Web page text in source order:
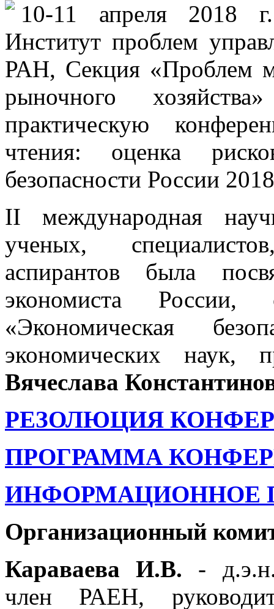
10-11 апреля 2018
Институт проблем
РАН, Секция «Проблем
рыночного
практическую
чтения: оценка
безопасности России
II международная
ученых,
аспирантов была
экономиста России,
«Экономическая
экономических наук,
Вячеслава
РЕЗОЛЮЦИЯ
ПРОГРАММА
ИНФОРМАЦИОННОЕ
Организационный
Караваева И.В. -
член РАЕН,